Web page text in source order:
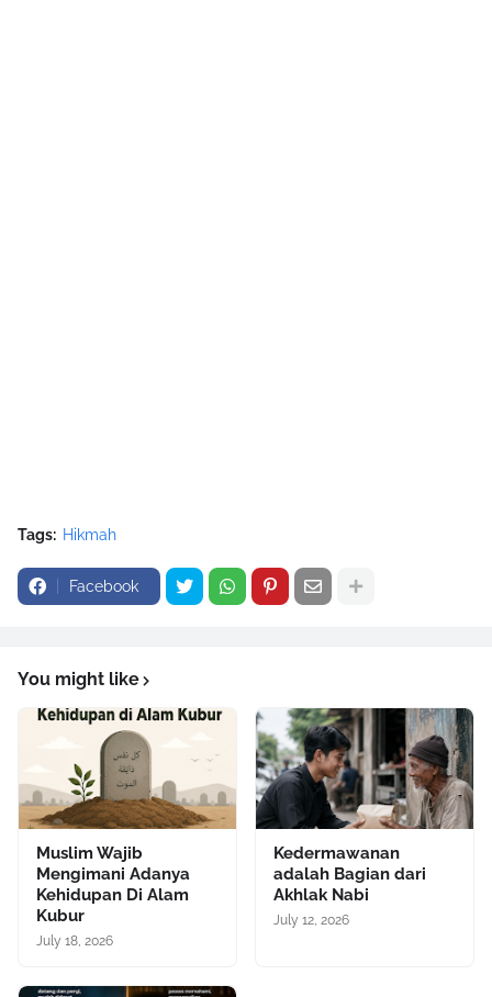
Tags: Hikmah
Facebook
You might like
Muslim Wajib
Mengimani Adanya
Kehidupan Di Alam
Kubur
July 18, 2026
Kedermawanan
adalah Bagian dari
Akhlak Nabi
July 12, 2026